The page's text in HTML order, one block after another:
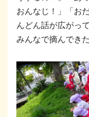
おんなじ！」「お
んどん話が広がっ
みんなで摘んでき